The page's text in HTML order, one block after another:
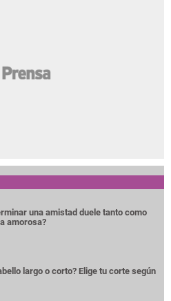
una amistad duele tanto como
amorosa?
largo o corto? Elige tu corte según